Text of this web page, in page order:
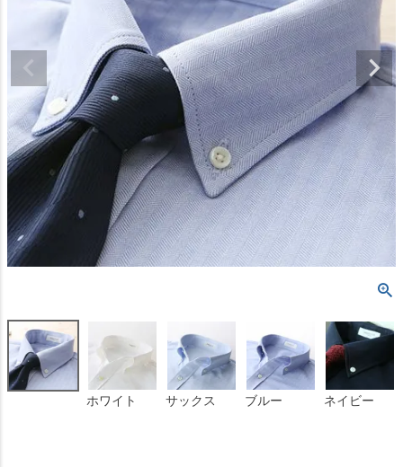
ホワイト サックス ブルー ネイビー